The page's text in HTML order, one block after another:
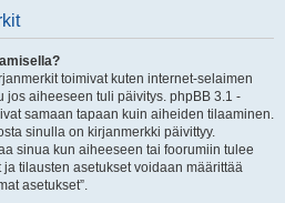
toimivat kuten internet-selaimen
jos aiheeseen tuli päivitys. phpBB 3.1 -
samaan tapaan kuin aiheiden tilaaminen.
sinulla on kirjanmerkki päivittyy.
sinua kun aiheeseen tai foorumiin tulee
tilausten asetukset voidaan määrittää
asetukset”.